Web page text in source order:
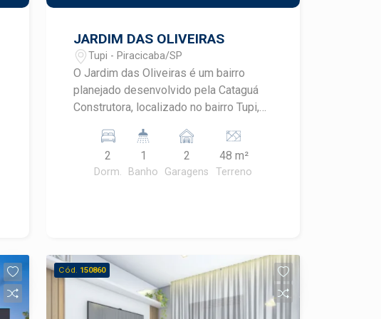
JARDIM DAS OLIVEIRAS
Tupi - Piracicaba/SP
O Jardim das Oliveiras é um bairro
planejado desenvolvido pela Cataguá
Construtora, localizado no bairro Tupi,
empreendimento oferece casas térreas
não geminadas, proporcionando mais
privacidade e conforto aos moradores.
com previsão de carga para instalação
de ar-condicionado nos quartos e
infraestrutura para placas fotovoltaicas,
promovendo sustentabilidade e
2
Dorm.
1
Banho
2
Garagens
48 m²
Terreno
Cód. 150860